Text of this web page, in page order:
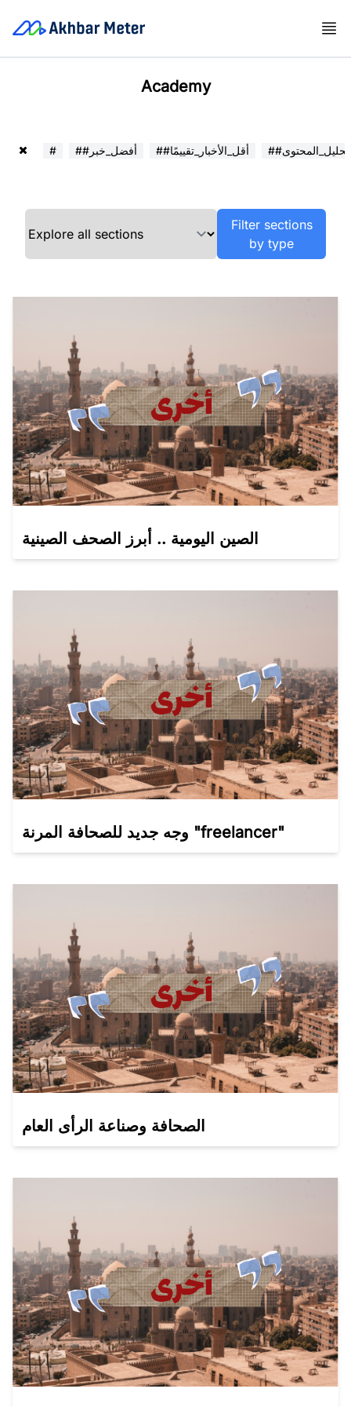
Academy
# ##أفضل_خبر ##أقل_الأخبار_تقييمًا ##تحليل_المحتوى
Filter sections
by type
الصين اليومية .. أبرز الصحف الصينية
وجه جديد للصحافة المرنة "freelancer"
الصحافة وصناعة الرأى العام